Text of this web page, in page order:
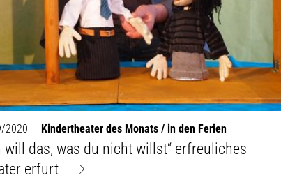
2020 Kindertheater des Monats / in den Ferien
will das, was du nicht willst“ erfreuliches
erfurt